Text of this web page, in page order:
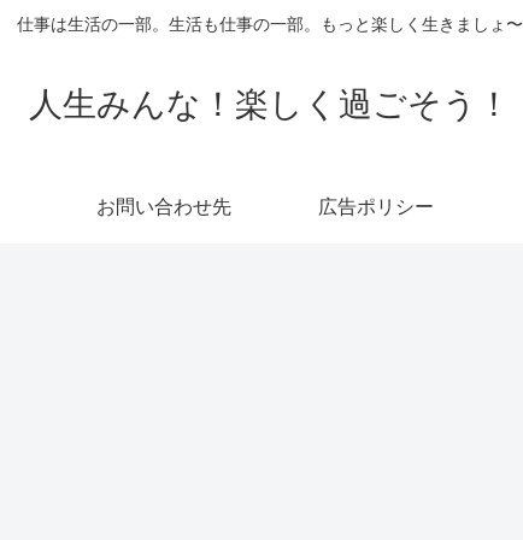
仕事は生活の一部。生活も仕事の一部。もっと楽しく生きましょ〜
人生みんな！楽しく過ごそう！
お問い合わせ先 広告ポリシー